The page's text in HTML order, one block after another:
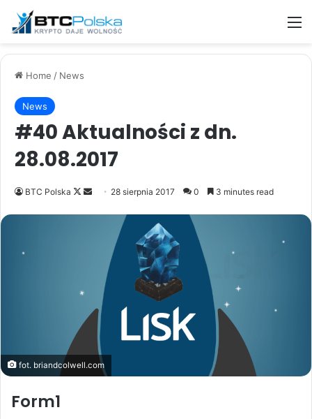
Home / News
News
#40 Aktualności z dn.
28.08.2017
BTC Polska
Follow
Send 28 sierpnia 2017 0 3 minutes read
fot. briandcolwell.com
Form1